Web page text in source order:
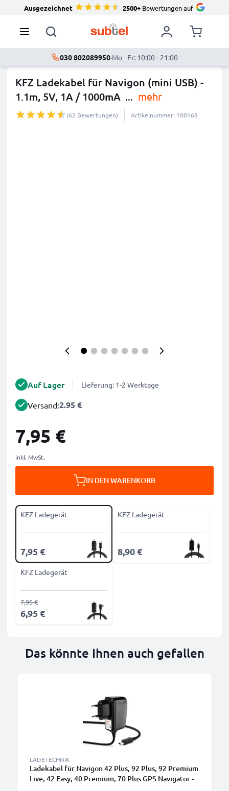
Ausgezeichnet 2500+Bewertungen auf
030 802089950·Mo - Fr: 10:00 - 21:00
KFZ Ladekabel für Navigon (mini USB) -
1.1m, 5V, 1A / 1000mA ... mehr
(62 Bewertungen) Artikelnummer: 100168
Auf Lager Lieferung: 1-2 Werktage
Versand:2.95 €
7,95 €
inkl. MwSt.
IN DEN WARENKORB
KFZ Ladegerät
7,95 €
KFZ Ladegerät
8,90 €
KFZ Ladegerät
6,95 €
7,95 €
Das könnte Ihnen auch gefallen
LADETECHNIK
Ladekabel für Navigon 42 Plus, 92 Plus, 92 Premium
Live, 42 Easy, 40 Premium, 70 Plus GPS Navigator -